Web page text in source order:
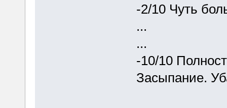
-2/10 Чуть
...
...
-10/10
Засыпание.